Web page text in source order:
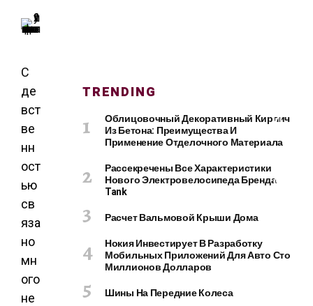
И
Е
О
С
де
вст
ве
нн
ост
ью
св
яза
но
мн
ого
не
TRENDING
Облицовочный Декоративный Кирпич
Из Бетона: Преимущества И
Применение Отделочного Материала
Рассекречены Все Характеристики
Нового Электровелосипеда Бренда
Tank
Расчет Вальмовой Крыши Дома
Нокия Инвестирует В Разработку
Мобильных Приложений Для Авто Сто
Миллионов Долларов
Шины На Передние Колеса